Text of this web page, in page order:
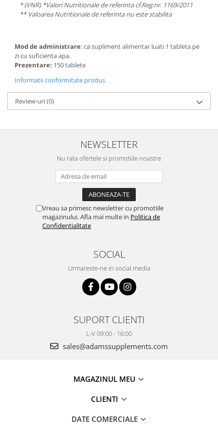
* (VNR) *Valori Nutritionale de referinta cf.Reg.nr. 1169/2011
** Valoarea Nutritionale de referinta nu este stabilita
Mod de administrare: ca supliment alimentar luati 1 tableta pe
zi cu suficienta apa.
Prezentare: 150 tablete
Informatii conformitate produs
Review-uri(0)
NEWSLETTER
Nu rata ofertele si promotiile noastre
Vreau sa primesc newsletter cu promotiile
magazinului. Afla mai multe in Politica de
Confidentialitate
SOCIAL
Urmareste-ne in social media
SUPORT CLIENTI
L-V 09:00 - 16:00
sales@adamssupplements.com
MAGAZINUL MEU
CLIENTI
DATE COMERCIALE